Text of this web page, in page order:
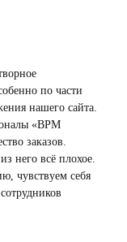
по части
нашего сайта.
«BPM
заказов.
него всё плохое.
чувствуем себя